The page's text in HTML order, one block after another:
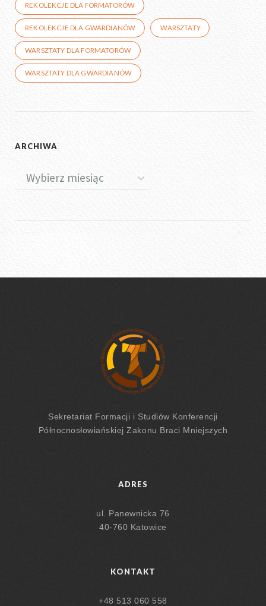
REKOLEKCJE DLA FORMATORÓW
REKOLEKCJE DLA GWARDIANÓW WARSZTATY
WARSZTATY DLA FORMATORÓW
WARSZTATY DLA GWARDIANÓW
ARCHIWA
Sekretariat Formacji i Studiów Konferencji
Północnosłowiańskiej Zakonu Braci Mniejszych
ADRES
ul. Panewnicka 76
40-760 Katowice
KONTAKT
+48 513 060 558